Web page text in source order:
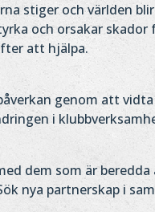
stiger och världen
och orsakar skador
att hjälpa.
genom att
i
dem som är
nya partnerskap i